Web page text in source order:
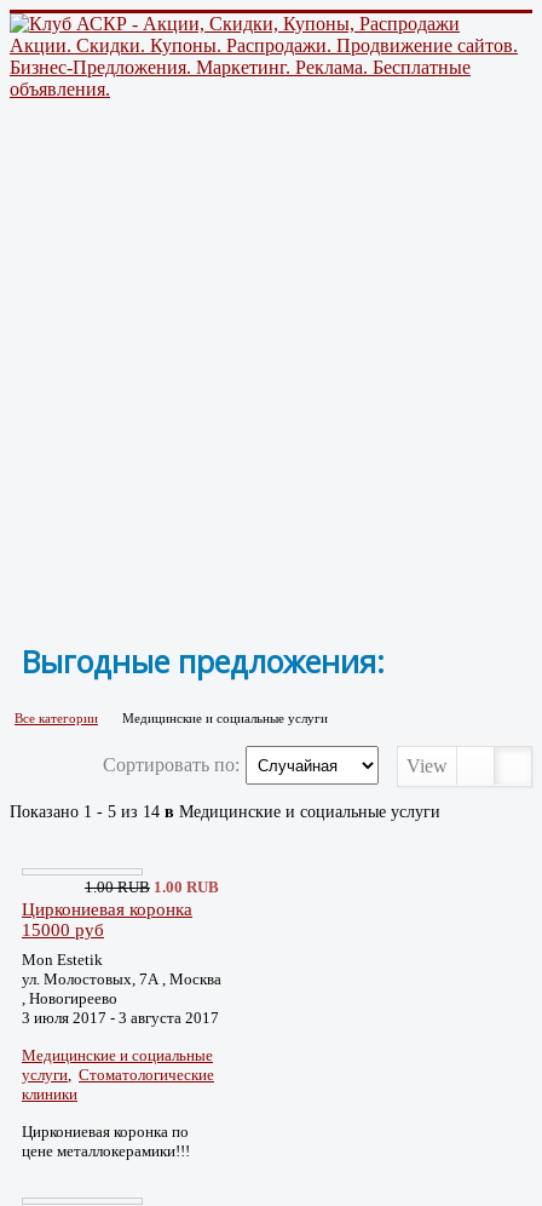
Акции. Скидки. Купоны. Распродажи. Продвижение сайтов.
Бизнес-Предложения. Маркетинг. Реклама. Бесплатные
объявления.
Выгодные предложения:
Все категории Медицинские и социальные услуги
Сортировать по: View
Показано 1 - 5 из 14 в Медицинские и социальные услуги
1.00 RUB 1.00 RUB
Циркониевая коронка
15000 руб
Mon Estetik
ул. Молостовых, 7А , Москва
, Новогиреево
3 июля 2017 - 3 августа 2017
Медицинские и социальные
услуги, Стоматологические
клиники
Циркониевая коронка по
цене металлокерамики!!!